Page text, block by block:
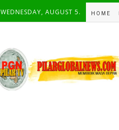
WEDNESDAY, AUGUST 5. HOME